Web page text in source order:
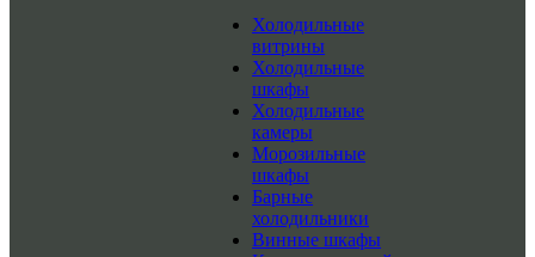
Холодильные
витрины
Холодильные
шкафы
Холодильные
камеры
Морозильные
шкафы
Барные
холодильники
Винные шкафы